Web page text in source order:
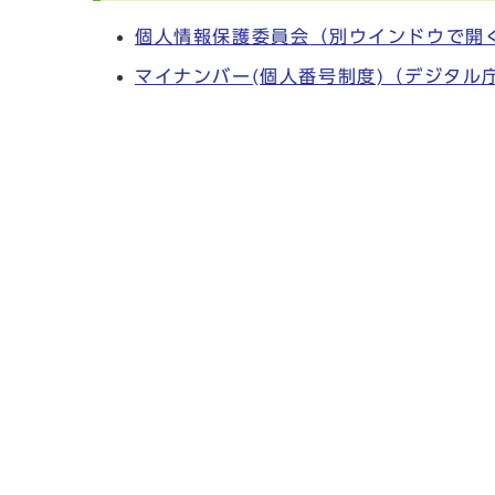
個人情報保護委員会 （別ウインドウで開
マイナンバー(個人番号制度)（デジタル